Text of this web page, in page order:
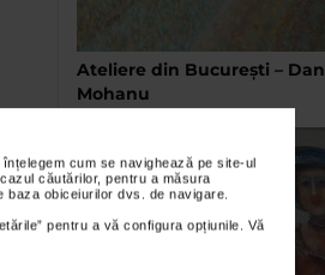
cum se navighează pe site-ul
căutărilor, pentru a măsura
baza obiceiurilor dvs. de navigare.
pentru a vă configura opțiunile. Vă
Ateliere din București – Dan
Mohanu